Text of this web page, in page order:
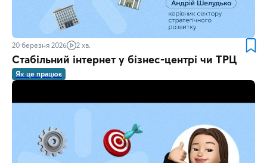
20 березня 2026 2 хв.
Стабільний інтернет у бізнес-центрі чи ТРЦ
Як це працює